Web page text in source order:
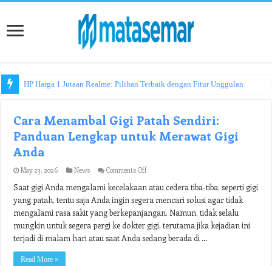
HP Harga 1 Jutaan Realme: Pilihan Terbaik dengan Fitur Unggulan
Cara Menambal Gigi Patah Sendiri:
Panduan Lengkap untuk Merawat Gigi
Anda
May 23, 2026 News Comments Offon
Menambal
Gigi
Patah
Sendiri:
Panduan
Lengkap
untuk
Saat gigi Anda mengalami kecelakaan atau cedera tiba-tiba, seperti gigi
yang patah, tentu saja Anda ingin segera mencari solusi agar tidak
mengalami rasa sakit yang berkepanjangan. Namun, tidak selalu
mungkin untuk segera pergi ke dokter gigi, terutama jika kejadian ini
terjadi di malam hari atau saat Anda sedang berada di …
Read More »